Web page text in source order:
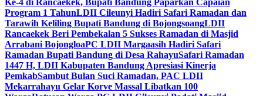
Ke-4 di Rancaekek, Bupati Bandung Paparkan Capaian
Program 1 TahunLDII Cileunyi Hadiri Safari Ramadan dan
Tarawih Keliling Bupati Bandung di BojongsoangLDII
Rancaekek Beri Pembekalan 5 Sukses Ramadan di Masjid
Arrabani BojongloaPC LDII Margaasih Hadiri Safari
Ramadan Bupati Bandung di Desa RahayuSafari Ramadan
1447 H, LDII Kabupaten Bandung Apresiasi Kinerja
PemkabSambut Bulan Suci Ramadan, PAC LDII
Mekarrahayu Gelar Korve Massal Libatkan 100